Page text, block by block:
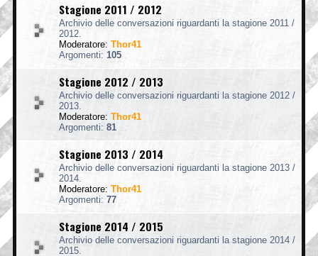
Stagione 2011 / 2012
Archivio delle conversazioni riguardanti la stagione 2011 /
2012.
Moderatore: Thor41
Argomenti: 105
Stagione 2012 / 2013
Archivio delle conversazioni riguardanti la stagione 2012 /
2013.
Moderatore: Thor41
Argomenti: 81
Stagione 2013 / 2014
Archivio delle conversazioni riguardanti la stagione 2013 /
2014.
Moderatore: Thor41
Argomenti: 77
Stagione 2014 / 2015
Archivio delle conversazioni riguardanti la stagione 2014 /
2015.